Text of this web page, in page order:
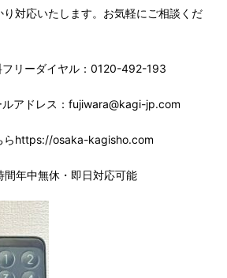
り対応いたします。お気軽にご相談くだ
リーダイヤル： 0120-492-193
アドレス： fujiwara@kagi-jp.com
らhttps://osaka-kagisho.com
間年中無休・即日対応可能